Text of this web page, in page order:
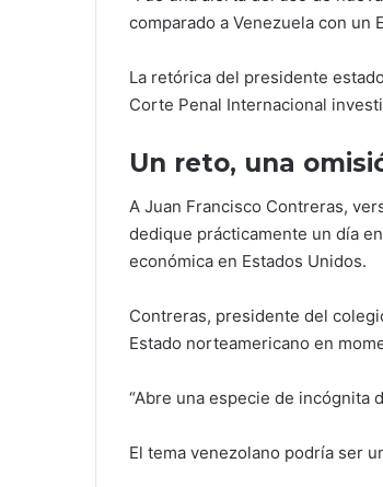
comparado a Venezuela con un
La retórica del presidente
Corte Penal Internacional
Un reto, una
A Juan Francisco Contreras,
dedique prácticamente un día
económica en Estados Unidos.
Contreras, presidente del
Estado norteamericano en
“Abre una especie de incógnita
El tema venezolano podría ser